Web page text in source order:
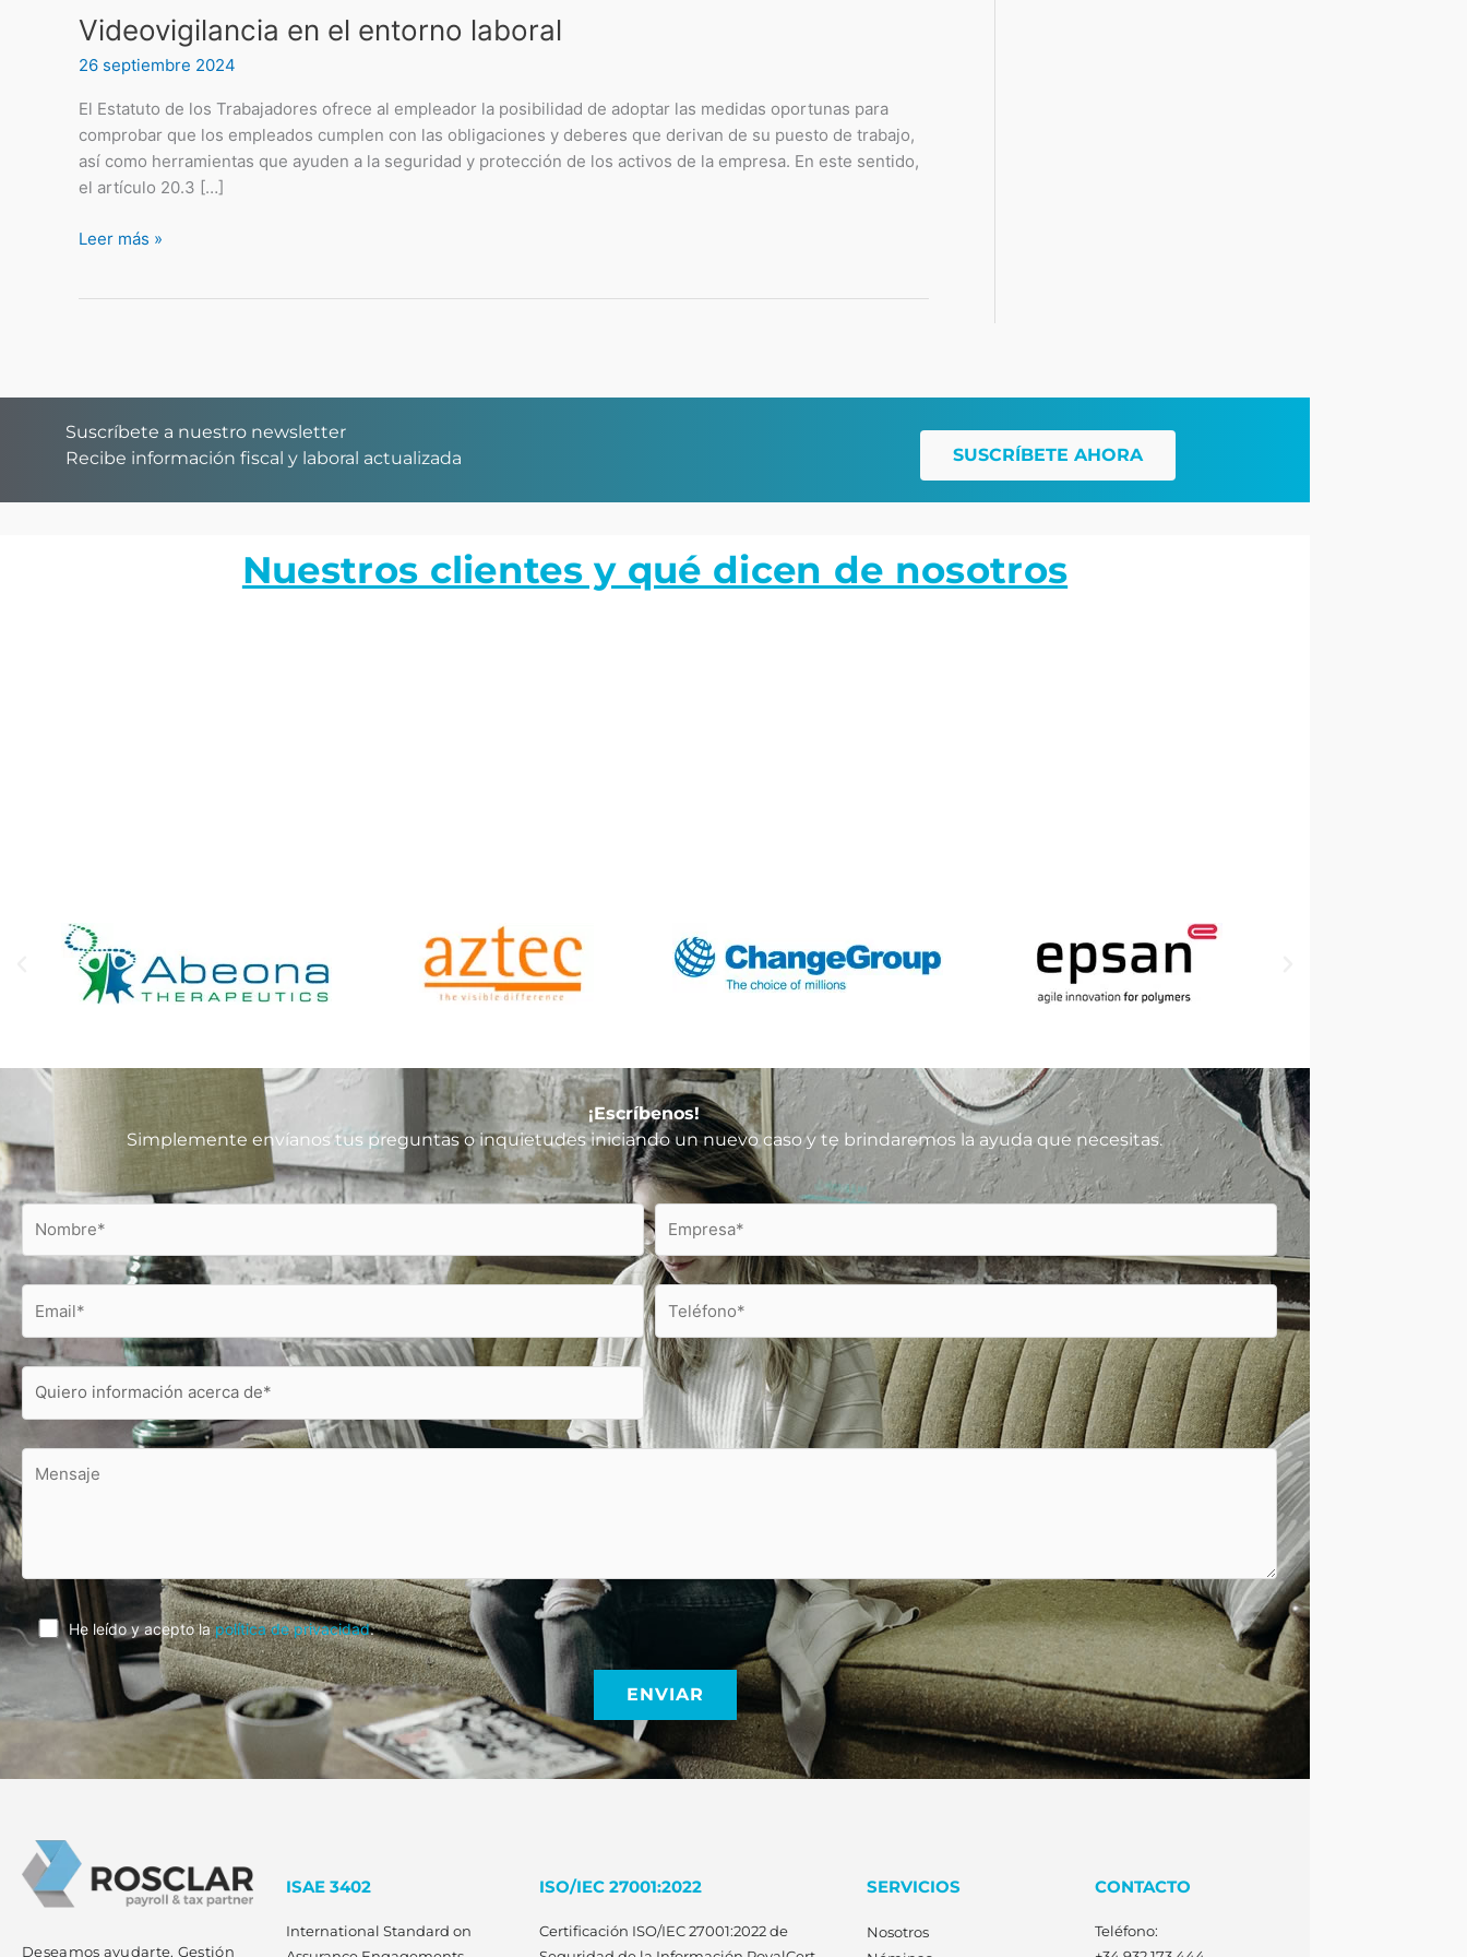
Videovigilancia en el entorno laboral
26 septiembre 2024
El Estatuto de los Trabajadores ofrece al empleador la posibilidad de adoptar las medidas oportunas para
comprobar que los empleados cumplen con las obligaciones y deberes que derivan de su puesto de trabajo,
así como herramientas que ayuden a la seguridad y protección de los activos de la empresa. En este sentido,
el artículo 20.3 […]
Leer más »
Suscríbete a nuestro newsletter
Recibe información fiscal y laboral actualizada
SUSCRÍBETE AHORA
Nuestros clientes y qué dicen de nosotros
¡Escríbenos!
Simplemente envíanos tus preguntas o inquietudes iniciando un nuevo caso y te brindaremos la ayuda que necesitas.
He leído y acepto lapolítica de privacidad.
Deseamos ayudarte. Gestión
ISAE 3402
International Standard on
ISO/IEC 27001:2022
Certificación ISO/IEC 27001:2022 de
SERVICIOS
Nosotros
CONTACTO
Teléfono: